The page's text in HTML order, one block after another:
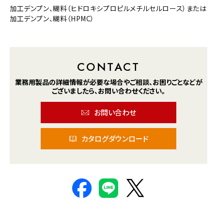
加工デンプン、糊料（ヒドロキシプロピルメチルセルロース）または
加工デンプン、糊料（HPMC）
CONTACT
業務用製品の詳細情報が必要な場合やご相談、お困りごとなどが
ございましたら、お問い合わせください。
お問い合わせ
カタログダウンロード